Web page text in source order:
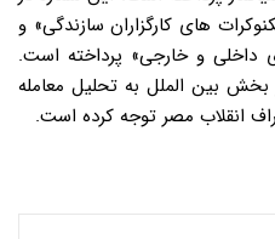
های کارگزاران سازندگی» و
داخلی و خارجی» پرداخته است.
بین الملل به تحلیل معامله
انقلاب مصر توجه کرده است.